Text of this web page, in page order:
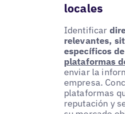
locales
Identificar
relevantes,
específicos
plataformas
enviar la
empresa.
plataformas
reputación y